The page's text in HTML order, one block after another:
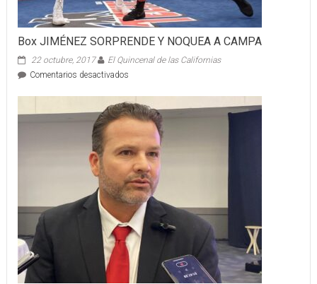
Box JIMÉNEZ SORPRENDE Y NOQUEA A CAMPA
22 octubre, 2017
El Quincenal de las Californias
Comentarios desactivadosen
JIMÉNEZ
SORPRENDE
NOQUEA
A
CAMPA